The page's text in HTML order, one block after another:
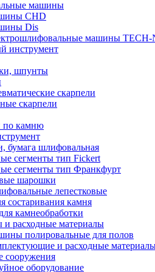
машины
CHD
Dis
машины TECH-
инструмент
шпунты
скарпели
скарпели
по камню
бумага шлифовальная
сегменты тип Fickert
сегменты тип Франкфурт
шарошки
лепестковые
состаривания камня
камнеобработки
и расходные материалы
полировальные для полов
и расходные
сооружения
оборудование